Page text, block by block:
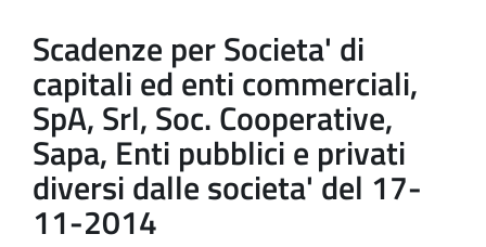
Scadenze per Societa' di
capitali ed enti commerciali,
SpA, Srl, Soc. Cooperative,
Sapa, Enti pubblici e privati
diversi dalle societa' del 17-
11-2014